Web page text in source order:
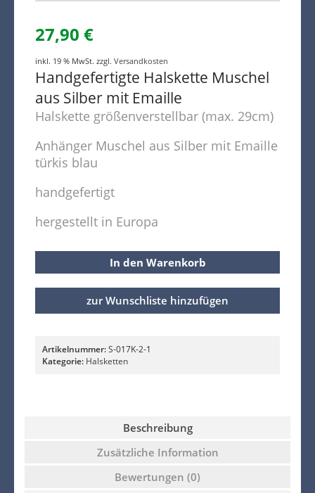
27,90 €
inkl. 19 % MwSt. zzgl. Versandkosten
Handgefertigte Halskette Muschel
aus Silber mit Emaille
Halskette größenverstellbar (max. 29cm)
Anhänger Muschel aus Silber mit Emaille
türkis blau
handgefertigt
hergestellt in Europa
In den Warenkorb
zur Wunschliste hinzufügen
Artikelnummer:S-017K-2-1
Kategorie: Halsketten
Beschreibung
Zusätzliche Information
Bewertungen (0)